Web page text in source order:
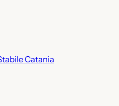
Catania